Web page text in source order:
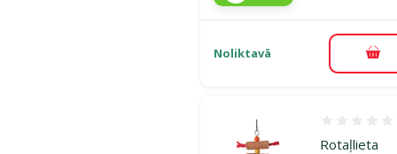
Noliktavā
Rotaļlieta